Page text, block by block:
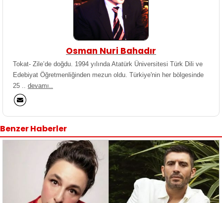
Osman Nuri Bahadır
Tokat- Zile’de doğdu. 1994 yılında Atatürk Üniversitesi Türk Dili ve
Edebiyat Öğretmenliğinden mezun oldu. Türkiye'nin her bölgesinde
25 .. devamı..
Benzer Haberler